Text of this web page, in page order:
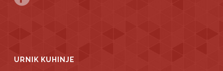
URNIK KUHINJE